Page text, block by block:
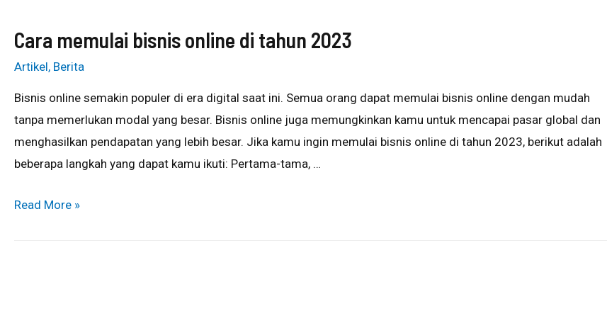
Cara memulai bisnis online di tahun 2023
Artikel, Berita
Bisnis online semakin populer di era digital saat ini. Semua orang dapat memulai bisnis online dengan mudah
tanpa memerlukan modal yang besar. Bisnis online juga memungkinkan kamu untuk mencapai pasar global dan
menghasilkan pendapatan yang lebih besar. Jika kamu ingin memulai bisnis online di tahun 2023, berikut adalah
beberapa langkah yang dapat kamu ikuti: Pertama-tama, …
Read More »